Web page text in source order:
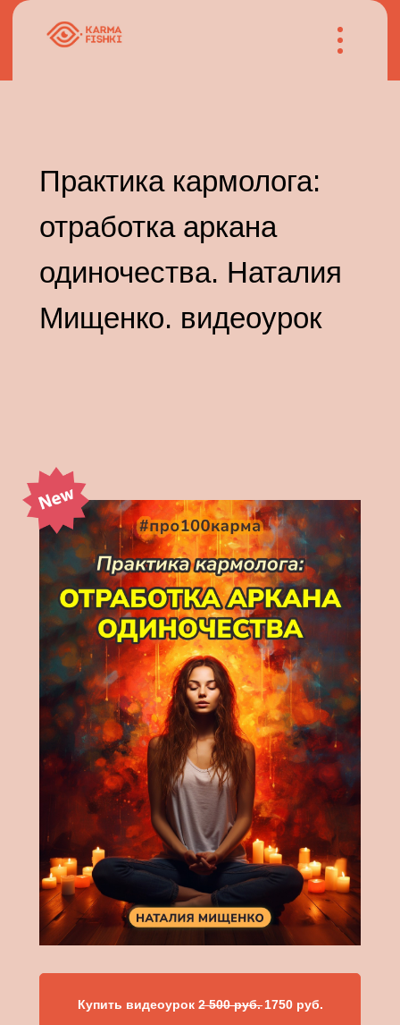
Практика кармолога:
отработка аркана
одиночества. Наталия
Мищенко. видеоурок
Купить видеоурок 2 500 руб. 1750 руб.